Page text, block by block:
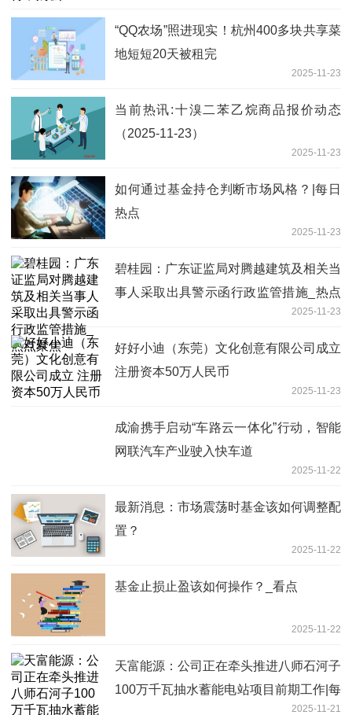
“QQ农场”照进现实！杭州400多块共享菜
地短短20天被租完
2025-11-23
当前热讯:十溴二苯乙烷商品报价动态
（2025-11-23）
2025-11-23
如何通过基金持仓判断市场风格？|每日
热点
2025-11-23
碧桂园：广东证监局对腾越建筑及相关当
事人采取出具警示函行政监管措施_热点
2025-11-23
好好小迪（东莞）文化创意有限公司成立
注册资本50万人民币
2025-11-23
成渝携手启动“车路云一体化”行动，智能
网联汽车产业驶入快车道
2025-11-22
最新消息：市场震荡时基金该如何调整配
置？
2025-11-22
基金止损止盈该如何操作？_看点
2025-11-22
天富能源：公司正在牵头推进八师石河子
100万千瓦抽水蓄能电站项目前期工作|每
2025-11-21